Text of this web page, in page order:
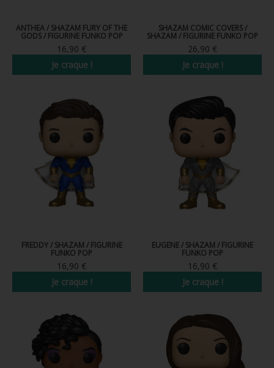
ANTHEA / SHAZAM FURY OF THE
GODS / FIGURINE FUNKO POP
16,90 €
Je craque !
SHAZAM COMIC COVERS /
SHAZAM / FIGURINE FUNKO POP
26,90 €
Je craque !
FREDDY / SHAZAM / FIGURINE
FUNKO POP
16,90 €
Je craque !
EUGENE / SHAZAM / FIGURINE
FUNKO POP
16,90 €
Je craque !